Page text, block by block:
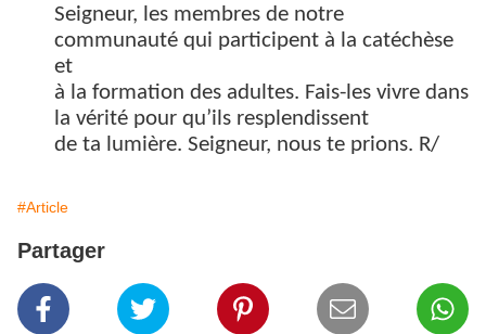
Seigneur, les membres de notre
communauté qui participent à la catéchèse
et
à la formation des adultes. Fais-les vivre dans
la vérité pour qu’ils resplendissent
de ta lumière. Seigneur, nous te prions. R/
#Article
Partager